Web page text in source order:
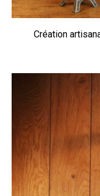
Création